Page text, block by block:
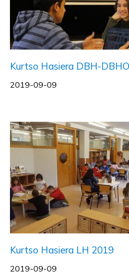
Kurtso Hasiera DBH-
2019-09-09
Kurtso Hasiera LH 2019
2019-09-09